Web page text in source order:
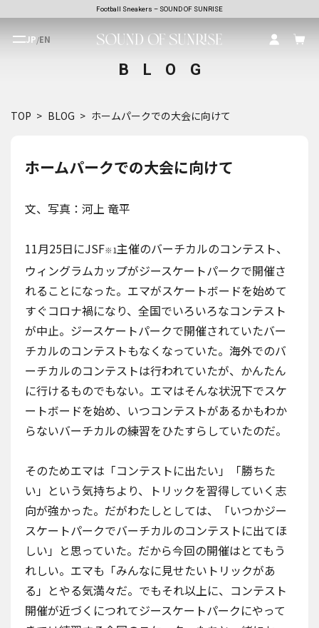
Football Sneakers – SOUND OF SUNRISE
JP/EN
BLOG
TOP BLOG ホームパークでの大会に向けて
ホームパークでの大会に向けて
文、写真：河上 竜平
11月25日にJSF※1主催のバーチカルのコンテスト、
ウィングラムカップがジースケートパークで開催さ
れることになった。エマがスケートボードを始めて
すぐコロナ禍になり、全国でいろいろなコンテスト
が中止。ジースケートパークで開催されていたバー
チカルのコンテストもなくなっていた。海外でのバ
ーチカルのコンテストは行われていたが、かんたん
に行けるものでもない。エマはそんな状況下でスケ
ートボードを始め、いつコンテストがあるかもわか
らないバーチカルの練習をひたすらしていたのだ。
そのためエマは「コンテストに出たい」「勝ちた
い」という気持ちより、トリックを習得していく志
向が強かった。だがわたしとしては、「いつかジー
スケートパークでバーチカルのコンテストに出てほ
しい」と思っていた。だから今回の開催はとてもう
れしい。エマも「みんなに見せたいトリックがあ
る」とやる気満々だ。でもそれ以上に、コンテスト
開催が近づくにつれてジースケートパークにやって